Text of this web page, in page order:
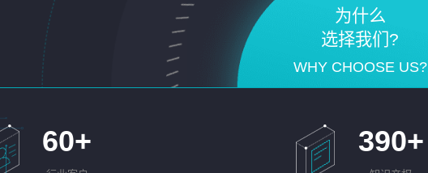
为什么
选择我们?
WHY CHOOSE US?
60+ 390+